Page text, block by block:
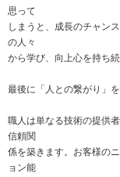
思って
しまうと、成長のチャン
の人々
から学び、向上心を持ち
最後に「人との繋がり」
職人は単なる技術の提供
信頼関
係を築きます。お客様の
ョン能